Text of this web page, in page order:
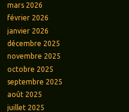
mars 2026
février 2026
janvier 2026
décembre 2025
novembre 2025
octobre 2025
septembre 2025
août 2025
juillet 2025